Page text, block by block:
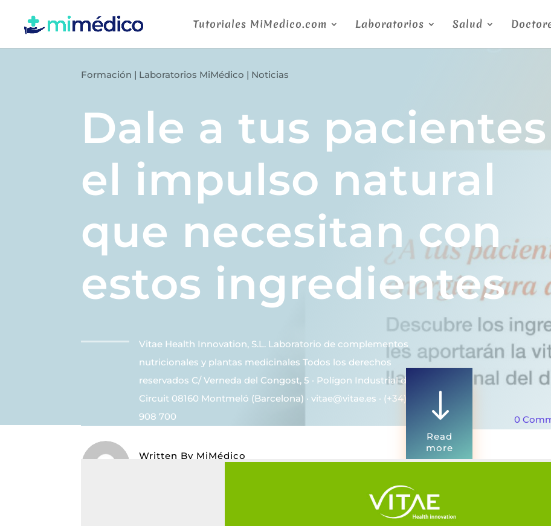
Tutoriales MiMedico.com Laboratorios Salud
Formación | Laboratorios MiMédico | Noticias
Dale a tus pacientes
el impulso natural
que necesitan con
estos ingredientes
Vitae Health Innovation, S.L. Laboratorio de complementos
nutricionales y plantas medicinales Todos los derechos
reservados C/ Verneda del Congost, 5 · Polígon Industrial del
Circuit 08160 Montmeló (Barcelona) · vitae@vitae.es · (+34) 935
908 700
Written By MiMédico
"
Read
more
0